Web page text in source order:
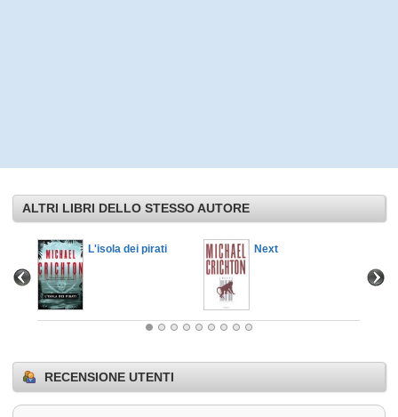
ALTRI LIBRI DELLO STESSO AUTORE
L'isola dei pirati Next
RECENSIONE UTENTI